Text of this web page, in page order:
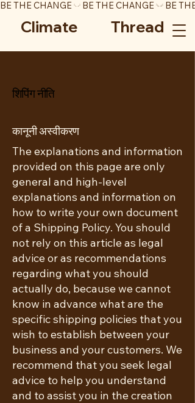
Climate Thread
BE THE CHANGE
शिपिंग नीति
कानूनी अस्वीकरण
The explanations and information
provided on this page are only
general and high-level
explanations and information on
how to write your own document
of a Shipping Policy. You should
not rely on this article as legal
advice or as recommendations
regarding what you should
actually do, because we cannot
know in advance what are the
specific shipping policies that you
wish to establish between your
business and your customers. We
recommend that you seek legal
advice to help you understand
and to assist you in the creation